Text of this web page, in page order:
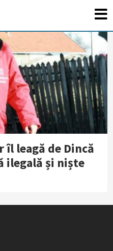
îl leagă de Dincă
ilegală și niște